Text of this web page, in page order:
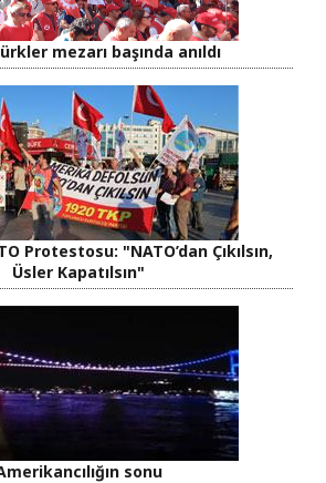
mezarı başında anıldı
Protestosu: "NATO’dan Çıkılsın,
Üsler Kapatılsın"
sonu